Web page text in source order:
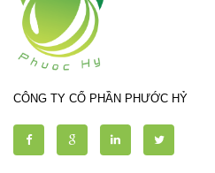
CÔNG TY CỔ PHẦN PHƯỚC HỶ